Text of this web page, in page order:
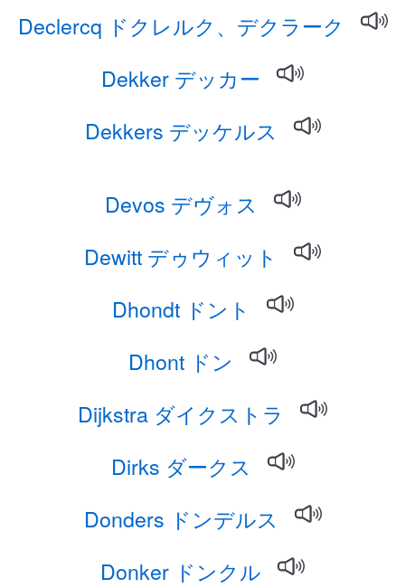
Declercq ドクレルク、デクラーク
Dekker デッカー
Dekkers デッケルス
Devos デヴォス
Dewitt デゥウィット
Dhondt ドント
Dhont ドン
Dijkstra ダイクストラ
Dirks ダークス
Donders ドンデルス
Donker ドンクル